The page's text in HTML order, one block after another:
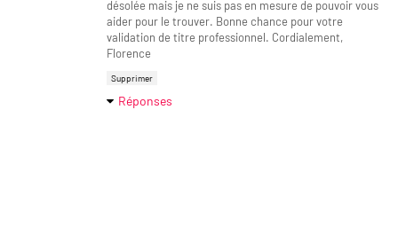
désolée mais je ne suis pas en mesure de pouvoir vous
aider pour le trouver. Bonne chance pour votre
validation de titre professionnel. Cordialement,
Florence
Supprimer
Réponses